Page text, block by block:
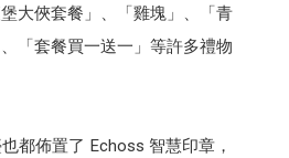
大俠套餐」、「雞塊」、「青
「套餐買一送一」等許多禮物
都佈置了 Echoss 智慧印章，